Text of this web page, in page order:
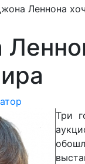
Леннона
Три